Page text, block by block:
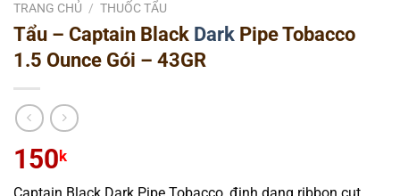
TRANG CHỦ / THUỐC TẨU
Tẩu – Captain Black Dark Pipe Tobacco
1.5 Ounce Gói – 43GR
150 k